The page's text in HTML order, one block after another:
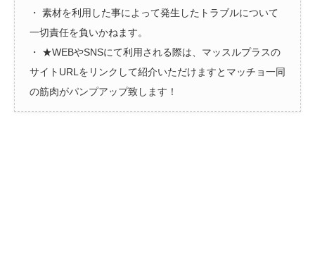
・ 素材を利用した事によって発生したトラブルについて
一切責任を負いかねます。
・ ★WEBやSNSにて利用される際は、マッスルプラスの
サイトURLをリンクして紹介いただけますとマッチョ一同
の筋肉がパンプアップ致します！